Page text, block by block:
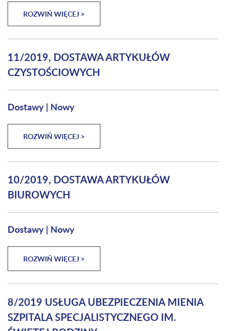
ROZWIŃ WIĘCEJ >
11/2019, DOSTAWA ARTYKUŁÓW
CZYSTOŚCIOWYCH
Dostawy| Nowy
ROZWIŃ WIĘCEJ >
10/2019, DOSTAWA ARTYKUŁÓW
BIUROWYCH
Dostawy| Nowy
ROZWIŃ WIĘCEJ >
8/2019 USŁUGA UBEZPIECZENIA MIENIA
SZPITALA SPECJALISTYCZNEGO IM.